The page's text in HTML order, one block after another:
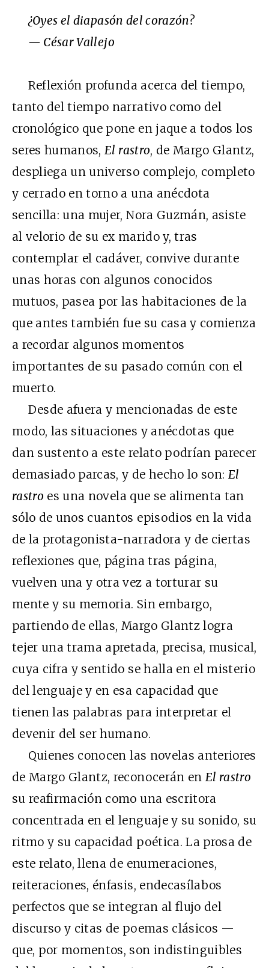
¿Oyes el diapasón del corazón?
— César Vallejo
Reflexión profunda acerca del tiempo,
tanto del tiempo narrativo como del
cronológico que pone en jaque a todos los
seres humanos,El rastro, de Margo Glantz,
despliega un universo complejo, completo
y cerrado en torno a una anécdota
sencilla: una mujer, Nora Guzmán, asiste
al velorio de su ex marido y, tras
contemplar el cadáver, convive durante
unas horas con algunos conocidos
mutuos, pasea por las habitaciones de la
que antes también fue su casa y comienza
a recordar algunos momentos
importantes de su pasado común con el
muerto.
Desde afuera y mencionadas de este
modo, las situaciones y anécdotas que
dan sustento a este relato podrían parecer
demasiado parcas, y de hecho lo son: El
rastro es una novela que se alimenta tan
sólo de unos cuantos episodios en la vida
de la protagonista-narradora y de ciertas
reflexiones que, página tras página,
vuelven una y otra vez a torturar su
mente y su memoria. Sin embargo,
partiendo de ellas, Margo Glantz logra
tejer una trama apretada, precisa, musical,
cuya cifra y sentido se halla en el misterio
del lenguaje y en esa capacidad que
tienen las palabras para interpretar el
devenir del ser humano.
Quienes conocen las novelas anteriores
de Margo Glantz, reconocerán en El rastro
su reafirmación como una escritora
concentrada en el lenguaje y su sonido, su
ritmo y su capacidad poética. La prosa de
este relato, llena de enumeraciones,
reiteraciones, énfasis, endecasílabos
perfectos que se integran al flujo del
discurso y citas de poemas clásicos —
que, por momentos, son indistinguibles